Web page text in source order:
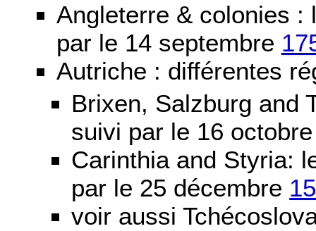
Angleterre & colonies
par le 14 septembre
Autriche : différentes
Brixen, Salzburg and
suivi par le 16
Carinthia and Styria:
par le 25 décembre
voir aussi